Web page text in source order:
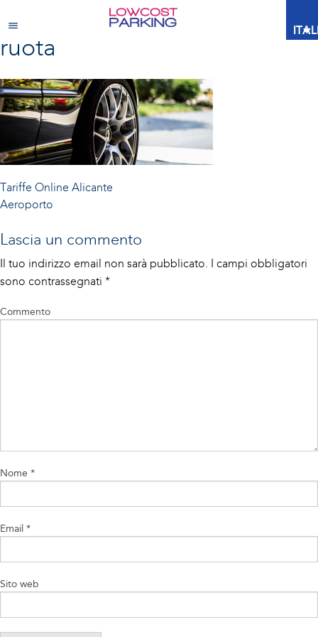
ruota
Navigazione
articoli
Tariffe Online Alicante
Aeroporto
Lascia un commento
Il tuo indirizzo email non sarà pubblicato. I campi obbligatori
sono contrassegnati *
Commento
Nome *
Email *
Sito web